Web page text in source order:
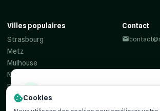
Besoin d'un
Recevez jusqu'à 3 devis comparatifs pour
Villes populaires
Strasbourg
Metz
Mulhouse
Nancy
Reims
Colmar
Contact
Cookies